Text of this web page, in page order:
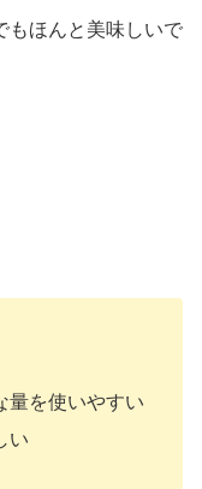
もほんと美味しいで
量を使いやすい
い